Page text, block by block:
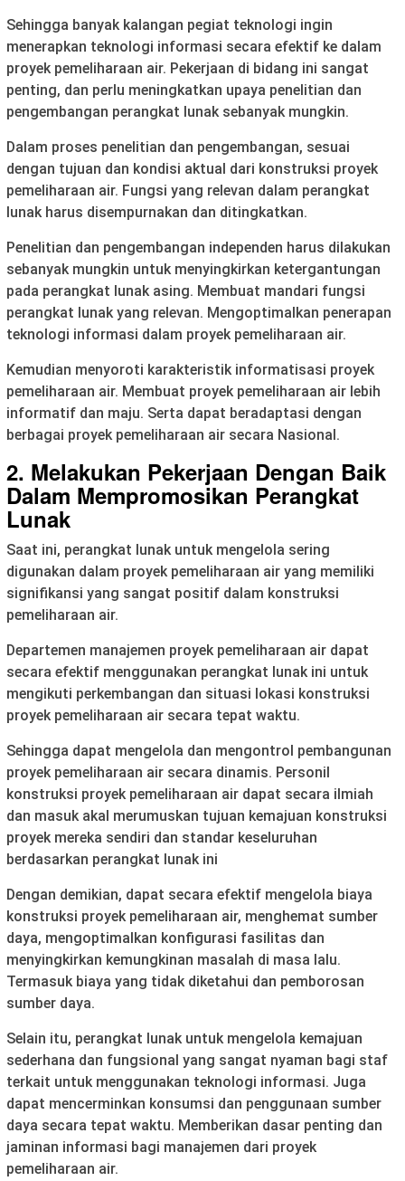
Sehingga banyak kalangan pegiat teknologi ingin
menerapkan teknologi informasi secara efektif ke dalam
proyek pemeliharaan air. Pekerjaan di bidang ini sangat
penting, dan perlu meningkatkan upaya penelitian dan
pengembangan perangkat lunak sebanyak mungkin.
Dalam proses penelitian dan pengembangan, sesuai
dengan tujuan dan kondisi aktual dari konstruksi proyek
pemeliharaan air. Fungsi yang relevan dalam perangkat
lunak harus disempurnakan dan ditingkatkan.
Penelitian dan pengembangan independen harus dilakukan
sebanyak mungkin untuk menyingkirkan ketergantungan
pada perangkat lunak asing. Membuat mandari fungsi
perangkat lunak yang relevan. Mengoptimalkan penerapan
teknologi informasi dalam proyek pemeliharaan air.
Kemudian menyoroti karakteristik informatisasi proyek
pemeliharaan air. Membuat proyek pemeliharaan air lebih
informatif dan maju. Serta dapat beradaptasi dengan
berbagai proyek pemeliharaan air secara Nasional.
2. Melakukan Pekerjaan Dengan Baik
Dalam Mempromosikan Perangkat
Lunak
Saat ini, perangkat lunak untuk mengelola sering
digunakan dalam proyek pemeliharaan air yang memiliki
signifikansi yang sangat positif dalam konstruksi
pemeliharaan air.
Departemen manajemen proyek pemeliharaan air dapat
secara efektif menggunakan perangkat lunak ini untuk
mengikuti perkembangan dan situasi lokasi konstruksi
proyek pemeliharaan air secara tepat waktu.
Sehingga dapat mengelola dan mengontrol pembangunan
proyek pemeliharaan air secara dinamis. Personil
konstruksi proyek pemeliharaan air dapat secara ilmiah
dan masuk akal merumuskan tujuan kemajuan konstruksi
proyek mereka sendiri dan standar keseluruhan
berdasarkan perangkat lunak ini
Dengan demikian, dapat secara efektif mengelola biaya
konstruksi proyek pemeliharaan air, menghemat sumber
daya, mengoptimalkan konfigurasi fasilitas dan
menyingkirkan kemungkinan masalah di masa lalu.
Termasuk biaya yang tidak diketahui dan pemborosan
sumber daya.
Selain itu, perangkat lunak untuk mengelola kemajuan
sederhana dan fungsional yang sangat nyaman bagi staf
terkait untuk menggunakan teknologi informasi. Juga
dapat mencerminkan konsumsi dan penggunaan sumber
daya secara tepat waktu. Memberikan dasar penting dan
jaminan informasi bagi manajemen dari proyek
pemeliharaan air.